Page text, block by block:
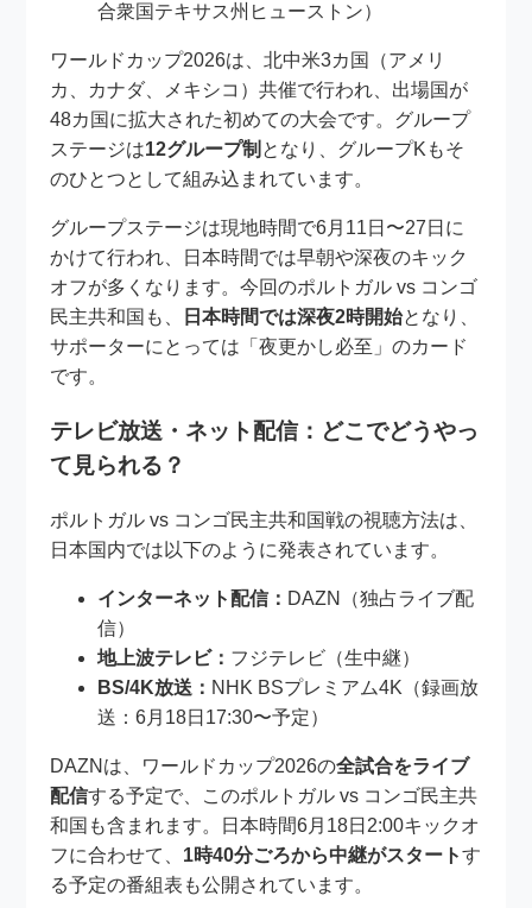
合衆国テキサス州ヒューストン）
ワールドカップ2026は、北中米3カ国（アメリ
カ、カナダ、メキシコ）共催で行われ、出場国が
48カ国に拡大された初めての大会です。グループ
ステージは12グループ制 となり、グループKもそ
のひとつとして組み込まれています。
グループステージは現地時間で6月11日〜27日に
かけて行われ、日本時間では早朝や深夜のキック
オフが多くなります。今回のポルトガル vs コンゴ
民主共和国も、
日本時間では深夜2時開始となり、
サポーターにとっては「夜更かし必至」のカード
です。
テレビ放送・ネット配信：どこでどうやっ
て見られる？
ポルトガル vs コンゴ民主共和国戦の視聴方法は、
日本国内では以下のように発表されています。
インターネット配信： DAZN（独占ライブ配
信）
地上波テレビ： フジテレビ（生中継）
BS/4K放送： NHK BSプレミアム4K（録画放
送：6月18日17:30〜予定）
DAZNは、ワールドカップ2026の全試合をライブ
配信する予定で、このポルトガル vs コンゴ民主共
和国も含まれます。日本時間6月18日2:00キックオ
フに合わせて、 1時40分ごろから中継がスタートす
る予定の番組表も公開されています。